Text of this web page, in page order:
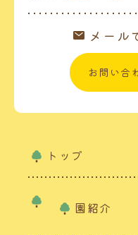
メール
お問い合
トップ
園紹介